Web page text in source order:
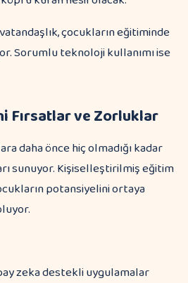
çocukların eğitiminde
Sorumlu teknoloji kullanımı ise
Fırsatlar ve Zorluklar
daha önce hiç olmadığı kadar
sunuyor. Kişiselleştirilmiş eğitim
potansiyelini ortaya
zeka destekli uygulamalar